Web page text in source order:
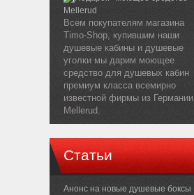
Всем покупателям магазина
Timo-Shop, купившим наши
душевые кабины и душевые
уголки мы дарим моющее
средство для душевых кабин
премиум класса всемирно
известной фирмы из Германии
Mellerud.
Статьи
Анонс на новые душевые боксы